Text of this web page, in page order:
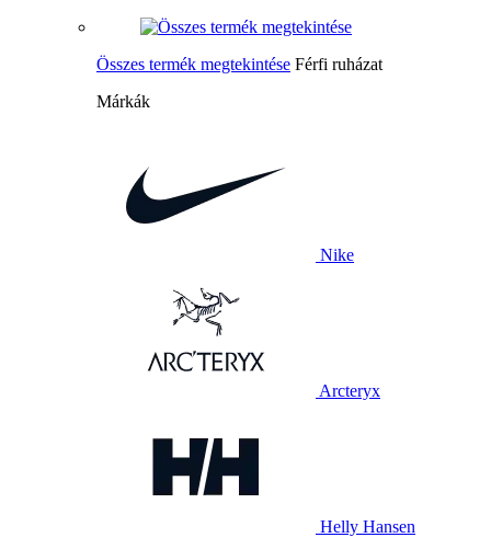
Összes termék megtekintése Férfi ruházat
Márkák
Nike
Arcteryx
Helly Hansen